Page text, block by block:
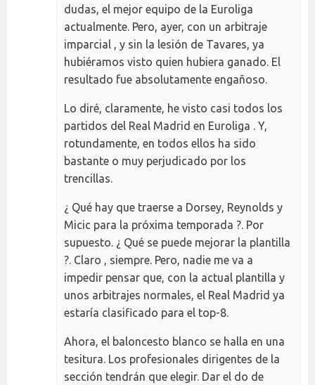
dudas, el mejor equipo de la Euroliga
actualmente. Pero, ayer, con un arbitraje
imparcial , y sin la lesión de Tavares, ya
hubiéramos visto quien hubiera ganado. El
resultado fue absolutamente engañoso.
Lo diré, claramente, he visto casi todos los
partidos del Real Madrid en Euroliga . Y,
rotundamente, en todos ellos ha sido
bastante o muy perjudicado por los
trencillas.
¿ Qué hay que traerse a Dorsey, Reynolds y
Micic para la próxima temporada ?. Por
supuesto. ¿ Qué se puede mejorar la plantilla
?. Claro , siempre. Pero, nadie me va a
impedir pensar que, con la actual plantilla y
unos arbitrajes normales, el Real Madrid ya
estaría clasificado para el top-8.
Ahora, el baloncesto blanco se halla en una
tesitura. Los profesionales dirigentes de la
sección tendrán que elegir. Dar el do de